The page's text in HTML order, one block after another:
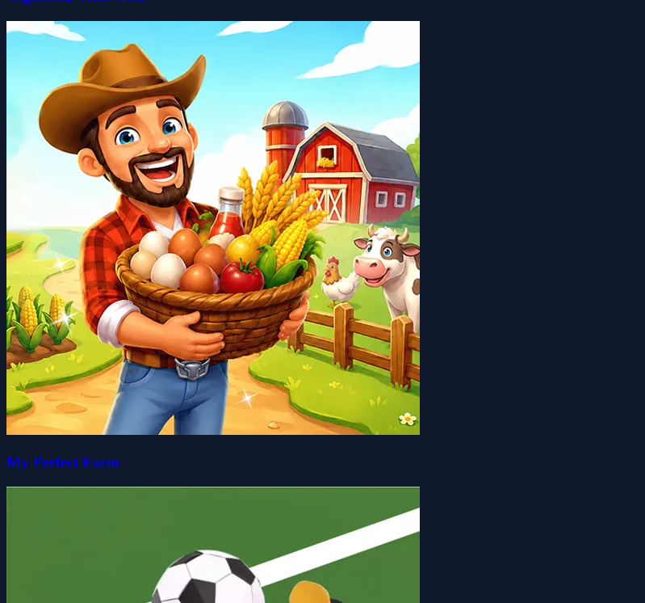
My Perfect Farm